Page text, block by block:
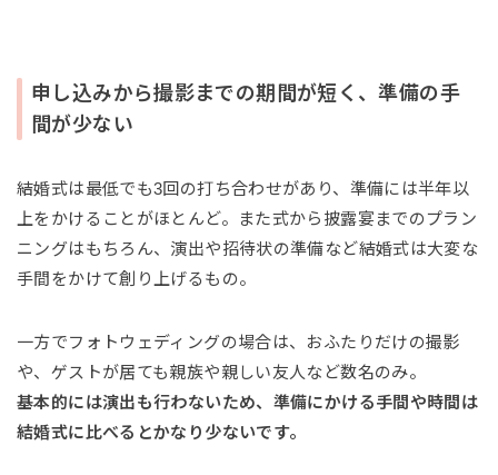
申し込みから撮影までの期間が短く、準備の手
間が少ない
結婚式は最低でも3回の打ち合わせがあり、準備には半年以
上をかけることがほとんど。また式から披露宴までのプラン
ニングはもちろん、演出や招待状の準備など結婚式は大変な
手間をかけて創り上げるもの。
一方でフォトウェディングの場合は、おふたりだけの撮影
や、ゲストが居ても親族や親しい友人など数名のみ。
基本的には演出も行わないため、準備にかける手間や時間は
結婚式に比べるとかなり少ないです。